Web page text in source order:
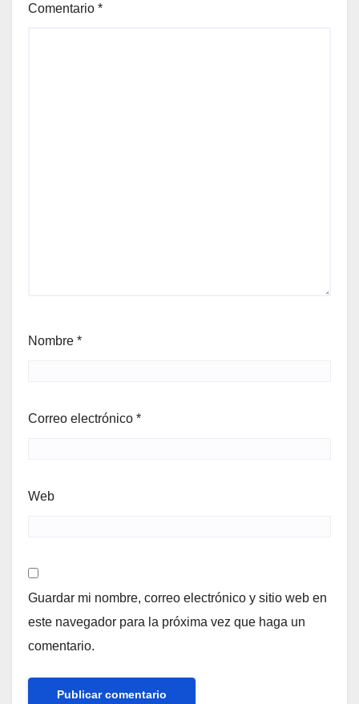
Comentario *
Nombre *
Correo electrónico *
Web
Guardar mi nombre, correo electrónico y sitio web en
este navegador para la próxima vez que haga un
comentario.